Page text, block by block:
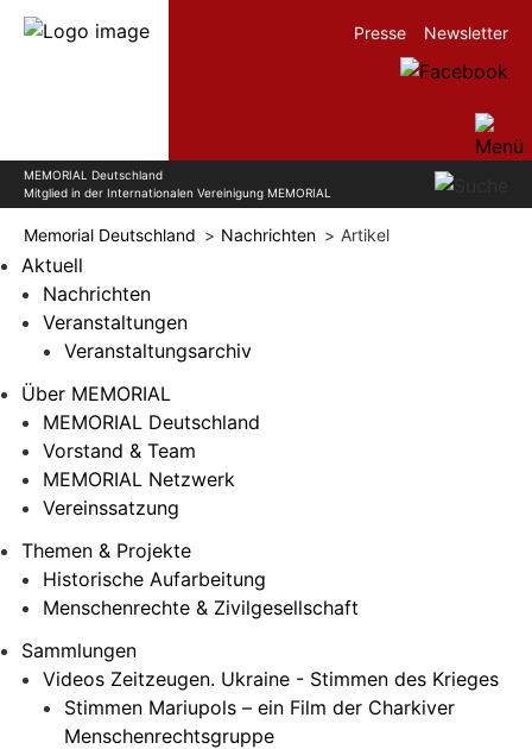
MEMORIAL Deutschland
Mitglied in der Internationalen Vereinigung MEMORIAL
Presse Newsletter
Memorial Deutschland Nachrichten Artikel
Aktuell
Nachrichten
Veranstaltungen
Veranstaltungsarchiv
Über MEMORIAL
MEMORIAL Deutschland
Vorstand & Team
MEMORIAL Netzwerk
Vereinssatzung
Themen & Projekte
Historische Aufarbeitung
Menschenrechte & Zivilgesellschaft
Sammlungen
Videos Zeitzeugen. Ukraine - Stimmen des Krieges
Stimmen Mariupols – ein Film der Charkiver
Menschenrechtsgruppe